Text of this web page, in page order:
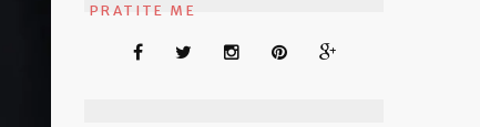
PRATITE ME